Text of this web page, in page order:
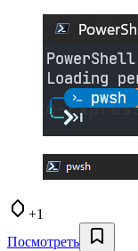
+1
Посмотреть